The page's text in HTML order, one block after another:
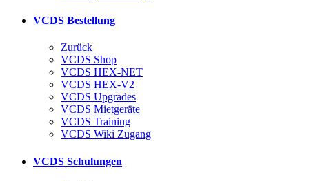
VCDS Bestellung
Zurück
VCDS Shop
VCDS HEX-NET
VCDS HEX-V2
VCDS Upgrades
VCDS Mietgeräte
VCDS Training
VCDS Wiki Zugang
VCDS Schulungen